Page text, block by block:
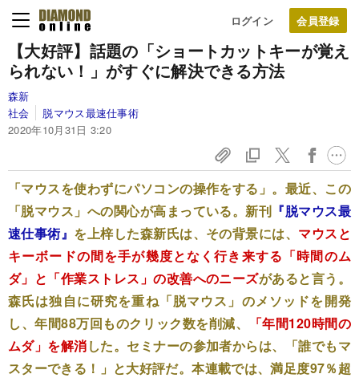
ログイン
【大好評】話題の「ショートカットキーが覚え
られない！」がすぐに解決できる方法
森新
社会
脱マウス最速仕事術
2020年10月31日 3:20
「マウスを使わずにパソコンの操作をする」。最近、この
「脱マウス」への関心が高まっている。新刊 『脱マウス最
速仕事術』 を上梓した森新氏は、その背景には、 マウスと
キーボードの間を手が幾度となく行き来する「時間のム
ダ」と「作業ストレス」の改善へのニーズがあると言う。
森氏は独自に研究を重ね「脱マウス」のメソッドを開発
し、年間88万回ものクリック数を削減、
「年間120時間の
ムダ」を解消した。セミナーの参加者からは、「誰でもマ
スターできる！」と大好評だ。本連載では、満足度97％超